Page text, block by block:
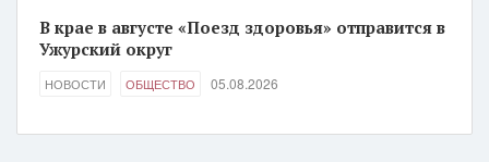
В крае в августе «Поезд здоровья» отправится в
Ужурский округ
НОВОСТИ ОБЩЕСТВО 05.08.2026